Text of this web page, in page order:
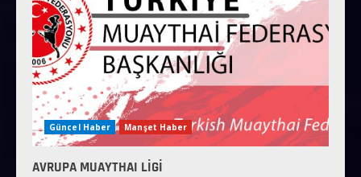
Güncel Haber Manşet Haber
AVRUPA MUAYTHAI LİGİ